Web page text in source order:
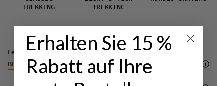
1.266 Meter hohen Gipfel im Offerdal Valley in
Jämtland, Schweden. Er befindet sich im Samendorf
Jovnevaerie, in der Nähe der norwegischen Grenze.
TREKKING
TREKKING
Leistung
BREATHABILITY 4 /6
Erhalten Sie 15 %
Rabatt auf Ihre